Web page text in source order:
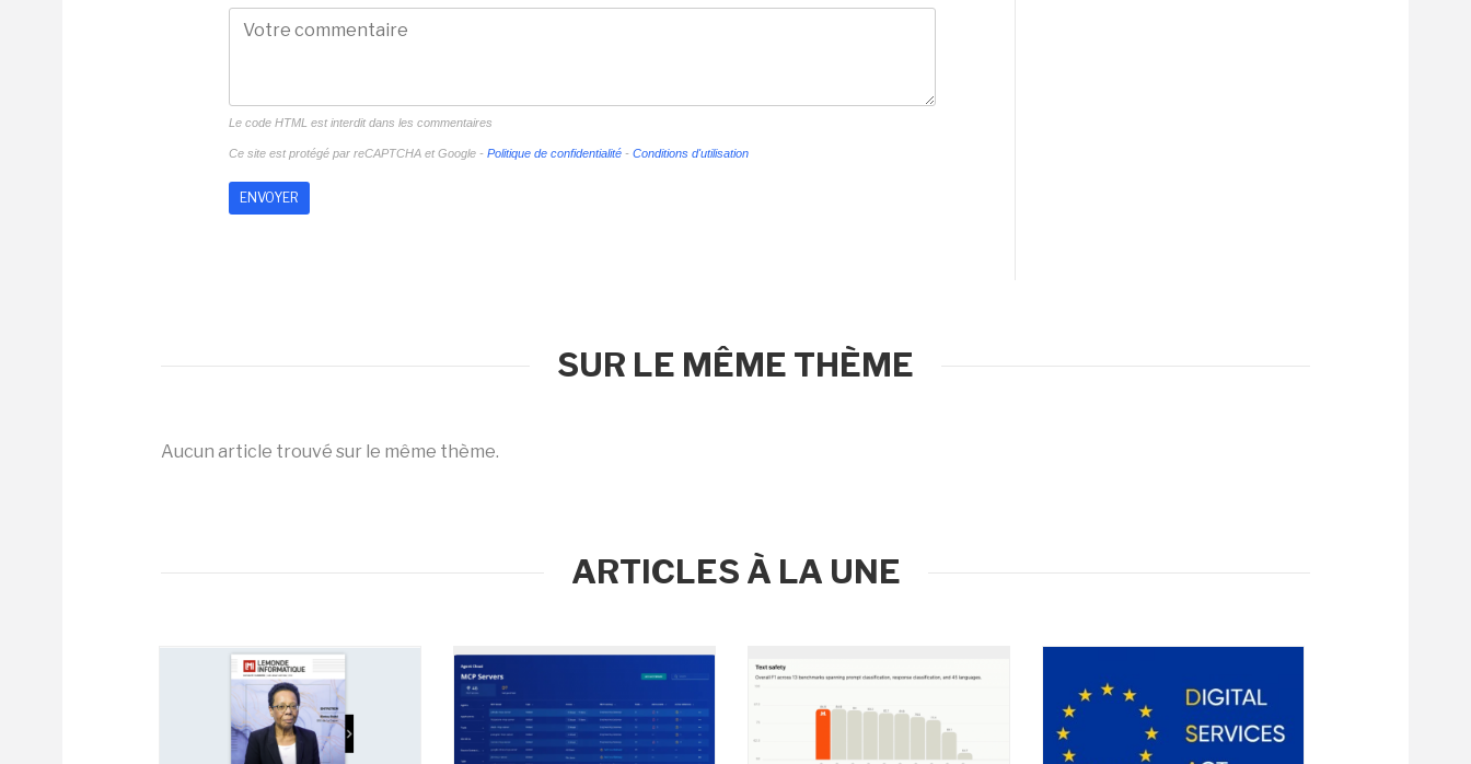
Le code HTML est interdit dans les commentaires
Ce site est protégé par reCAPTCHA et Google - Politique de confidentialité - Conditions d'utilisation
SUR LE MÊME THÈME
Aucun article trouvé sur le même thème.
ARTICLES À LA UNE